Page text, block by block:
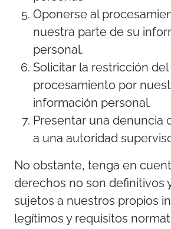
Oponerse al
nuestra parte de su
personal.
Solicitar la restricción del
procesamiento por
información personal.
Presentar una denuncia
a una autoridad
No obstante, tenga en
derechos no son definitivos
sujetos a nuestros propios
legítimos y requisitos